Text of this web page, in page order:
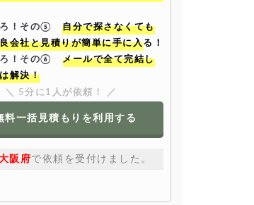
！その⑤
自分で探さなくても
会社と見積りが簡単に手に入る！
！その⑥
メールで全て完結し
解決！
＼ 5分に1人が依頼！ ／
料一括見積もりを利用する
大阪府で依頼を受付けました。